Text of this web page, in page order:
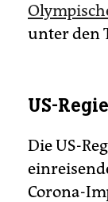
unter den
US-
Die US-
Corona-